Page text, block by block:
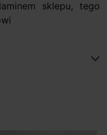
sklepu, tego